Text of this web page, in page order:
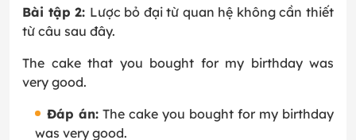
Bài tập 2: Lược bỏ đại từ quan hệ không cần thiết
từ câu sau đây.
The cake that you bought for my birthday was
very good.
Đáp án: The cake you bought for my birthday
was very good.